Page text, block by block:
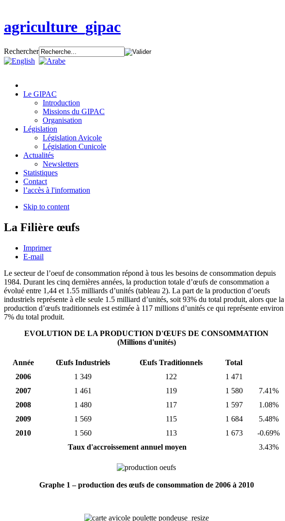
agriculture_gipac
Rechercher
Le GIPAC
Introduction
Missions du GIPAC
Organisation
Législation
Législation Avicole
Législation Cunicole
Actualités
Newsletters
Statistiques
Contact
l’accès à l'information
Skip to content
La Filière œufs
Imprimer
E-mail
Le secteur de l’oeuf de consommation répond à tous les besoins de consommation depuis
1984. Durant les cinq dernières années, la production totale d’œufs de consommation a
évolué entre 1,44 et 1.55 milliards d’unités (tableau 2). La part de la production d’oeufs
industriels représente à elle seule 1.5 milliard d’unités, soit 93% du total produit, alors que la
production d’œufs traditionnels est estimée à 117 millions d’unités ce qui représente environ
7% du total produit.
EVOLUTION DE LA PRODUCTION D'ŒUFS DE CONSOMMATION
(Millions d'unités)
Année Œufs Industriels Œufs Traditionnels
Total
2006
1 349 122
1 471
2007
1 461 119 1 580
7.41%
2008
1 480 117 1 597
1.08%
2009
1 569 115 1 684
5.48%
2010
1 560 113 1 673
-0.69%
Taux d'accroissement annuel moyen
3.43%
Graphe 1 – production des œufs de consommation de 2006 à 2010